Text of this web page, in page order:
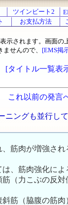
ツインビート2
お支払方法
示されます。画面の
せんので、 [EMS掲
[タイトル一覧表
これ以前の発言
ニングも並行し
筋肉が増強さ
、筋肉強化に
（力こぶの反
筋（脇腹の筋